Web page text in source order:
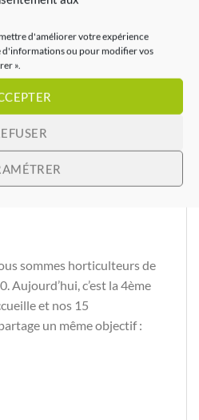
d'améliorer votre expérience
ou pour modifier vos
».
sommes horticulteurs de
Aujourd’hui, c’est la 4ème
et nos 15
un même objectif :